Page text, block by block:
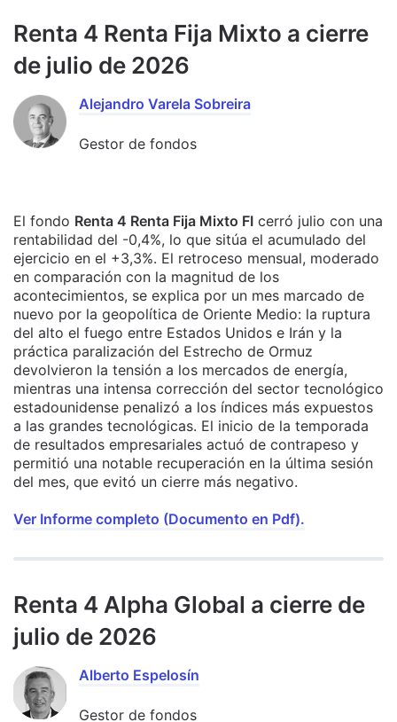
Renta 4 Renta Fija Mixto a cierre
de julio de 2026
Alejandro Varela Sobreira
Gestor de fondos
El fondo Renta 4 Renta Fija Mixto FI cerró julio con una
rentabilidad del -0,4%, lo que sitúa el acumulado del
ejercicio en el +3,3%. El retroceso mensual, moderado
en comparación con la magnitud de los
acontecimientos, se explica por un mes marcado de
nuevo por la geopolítica de Oriente Medio: la ruptura
del alto el fuego entre Estados Unidos e Irán y la
práctica paralización del Estrecho de Ormuz
devolvieron la tensión a los mercados de energía,
mientras una intensa corrección del sector tecnológico
estadounidense penalizó a los índices más expuestos
a las grandes tecnológicas. El inicio de la temporada
de resultados empresariales actuó de contrapeso y
permitió una notable recuperación en la última sesión
del mes, que evitó un cierre más negativo.
Ver Informe completo (Documento en Pdf).
Renta 4 Alpha Global a cierre de
julio de 2026
Alberto Espelosín
Gestor de fondos